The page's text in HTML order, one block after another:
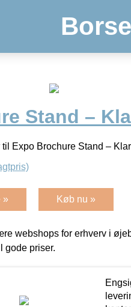
Stand –
Expo Brochure Stand –
» Køb nu »
webshops for erhverv i
gode priser.